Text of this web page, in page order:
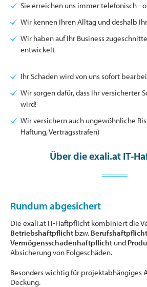
Sie erreichen uns immer telefonisch -
Wir kennen Ihren Alltag und deshalb
Wir haben auf Ihr Business
entwickelt
Ihr Schaden wird von uns sofort
Wir sorgen dafür, dass Ihr versicherter
wird!
Wir versichern auch ungewöhnliche
Haftung, Vertragsstrafen)
Über die exali.at IT-
Rundum abgesichert
Die exali.at IT-Haftpflicht kombiniert die
Betriebshaftpflicht bzw. Berufshaftpflicht
Vermögensschadenhaftpflicht und
Absicherung von Folgeschäden.
Besonders wichtig für projektabhängiges
Deckung.